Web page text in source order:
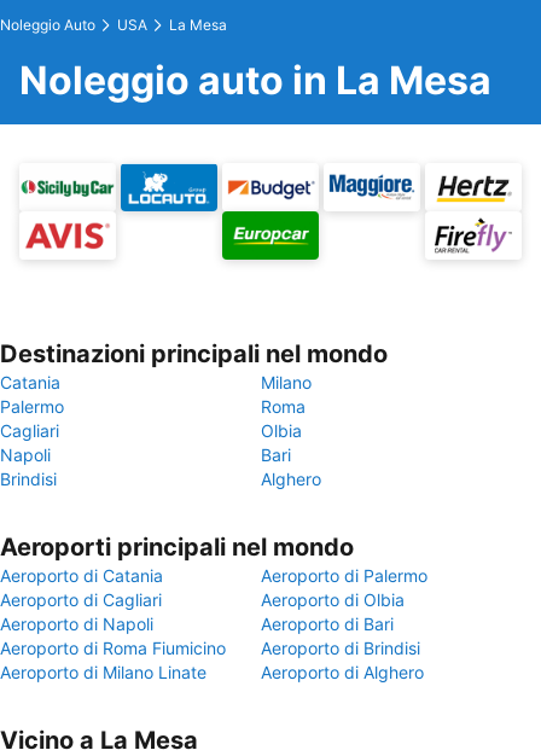
Noleggio Auto USA La Mesa
Noleggio auto in La Mesa
Destinazioni principali nel mondo
Catania
Milano
Palermo
Roma
Cagliari
Olbia
Napoli
Bari
Brindisi
Alghero
Aeroporti principali nel mondo
Aeroporto di Catania
Aeroporto di Palermo
Aeroporto di Cagliari
Aeroporto di Olbia
Aeroporto di Napoli
Aeroporto di Bari
Aeroporto di Roma Fiumicino
Aeroporto di Brindisi
Aeroporto di Milano Linate
Aeroporto di Alghero
Vicino a La Mesa